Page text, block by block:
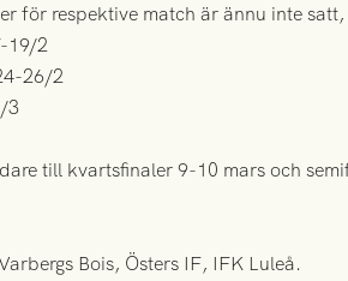
för respektive match är ännu inte
19/2
26/2
3
till kvartsfinaler 9-10 mars och
Bois, Östers IF, IFK Luleå.